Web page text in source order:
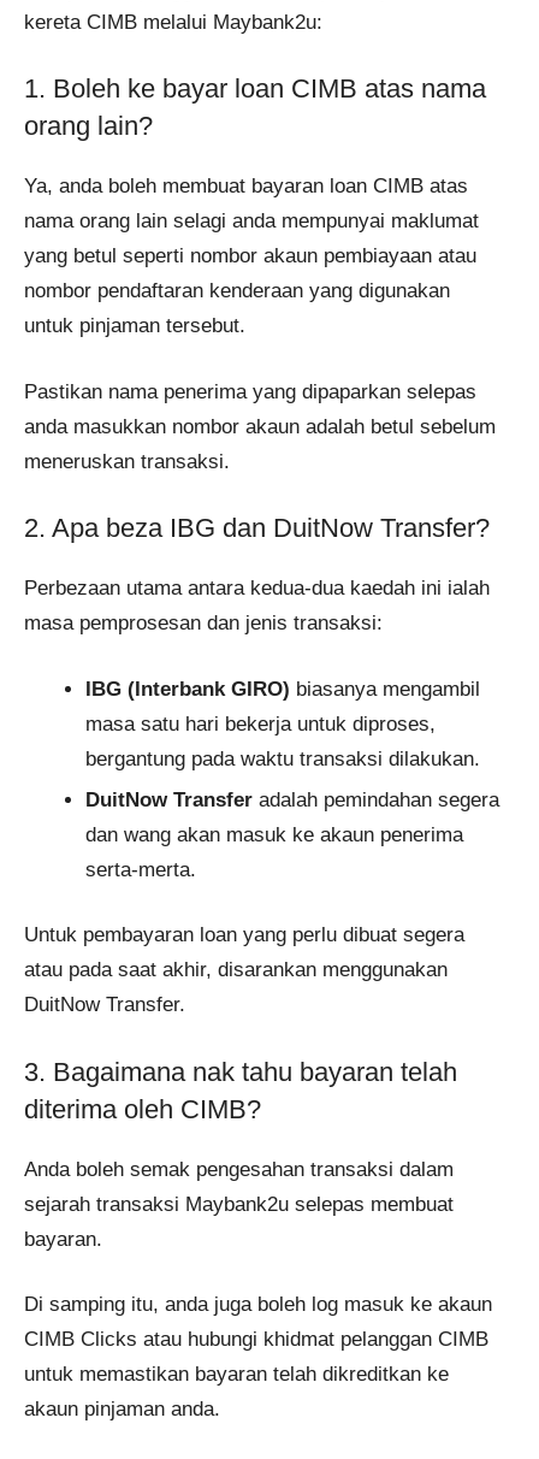
kereta CIMB melalui Maybank2u:
1. Boleh ke bayar loan CIMB atas nama
orang lain?
Ya, anda boleh membuat bayaran loan CIMB atas
nama orang lain selagi anda mempunyai maklumat
yang betul seperti nombor akaun pembiayaan atau
nombor pendaftaran kenderaan yang digunakan
untuk pinjaman tersebut.
Pastikan nama penerima yang dipaparkan selepas
anda masukkan nombor akaun adalah betul sebelum
meneruskan transaksi.
2. Apa beza IBG dan DuitNow Transfer?
Perbezaan utama antara kedua-dua kaedah ini ialah
masa pemprosesan dan jenis transaksi:
IBG (Interbank GIRO) biasanya mengambil
masa satu hari bekerja untuk diproses,
bergantung pada waktu transaksi dilakukan.
DuitNow Transfer adalah pemindahan segera
dan wang akan masuk ke akaun penerima
serta-merta.
Untuk pembayaran loan yang perlu dibuat segera
atau pada saat akhir, disarankan menggunakan
DuitNow Transfer.
3. Bagaimana nak tahu bayaran telah
diterima oleh CIMB?
Anda boleh semak pengesahan transaksi dalam
sejarah transaksi Maybank2u selepas membuat
bayaran.
Di samping itu, anda juga boleh log masuk ke akaun
CIMB Clicks atau hubungi khidmat pelanggan CIMB
untuk memastikan bayaran telah dikreditkan ke
akaun pinjaman anda.